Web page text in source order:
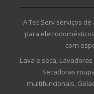
A Tec Serv serviços
para
com
Lava e seca,
Secadoras
multifuncionais,